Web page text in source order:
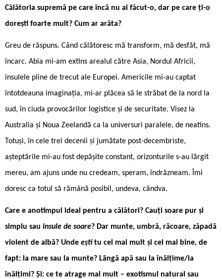
Călătoria supremă pe care încă nu ai făcut-o, dar pe care ți-o
dorești foarte mult? Cum ar arăta?
Greu de răspuns. Când călătoresc mă transform, mă desfăt, mă
încarc. Abia mi-am extins arealul către Asia, Nordul Africii,
insulele pline de trecut ale Europei. Americile mi-au captat
întotdeauna imaginația, mi-ar plăcea să le străbat de la nord la
sud, în ciuda provocărilor logistice și de securitate. Visez la
Australia și Noua Zeelandă ca la universuri paralele, de neatins.
Totuși, în cele trei decenii și jumătate post-decembriste,
așteptările mi-au fost depășite constant, orizonturile s-au lărgit
mereu, am ajuns unde nu credeam, speram, îndrăzneam. Îmi
doresc ca totul să rămână posibil, undeva, cândva.
Care e anotimpul ideal pentru a călători? Cauți soare pur și
simplu sau insule de soare? Dar munte, umbră, răcoare, zăpadă
violent de albă? Unde eștitu cel mai mult și cel mai bine, de
fapt: la mare sau la munte? Lângă apă sau la înălțime/la
înălțimi? Și: ce te atrage mai mult – exotismul natural sau